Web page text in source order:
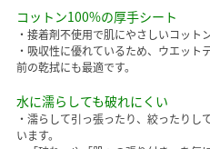
コットン100%の厚手シート
・接着剤不使用で肌にやさしいコット
・吸収性に優れているため、ウエット
前の乾拭にも最適です。
水に濡らしても破れにくい
・濡らして引っ張ったり、絞ったりし
います。